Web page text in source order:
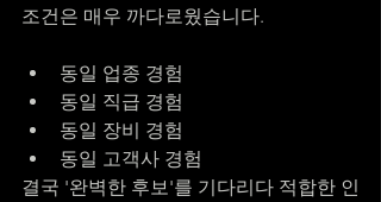
조건은 매우 까다로웠습니다.
동일 업종 경험
동일 직급 경험
동일 장비 경험
동일 고객사 경험
결국 '완벽한 후보'를 기다리다 적합한 인